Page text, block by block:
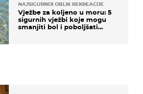
NAJSIGURNIJI OBLIK REKREACIJE
Vježbe za koljeno u moru: 5
sigurnih vježbi koje mogu
smanjiti bol i poboljšati